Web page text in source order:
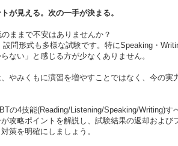
が見える。次の一手が決まる。
ままで不安はありませんか？
問形式も多様な試験です。特にSpeaking・
ない」と感じる方が少なくありません。
やみくもに演習を増やすことではなく、今の実
の4技能(Reading/Listening/Speaking/Writing)
攻略ポイントを解説し、試験結果の返却および
策を明確にしましょう。